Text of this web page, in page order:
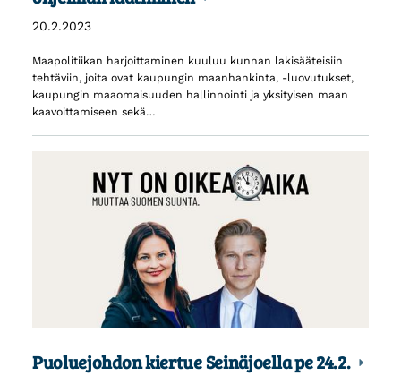
20.2.2023
Maapolitiikan harjoittaminen kuuluu kunnan lakisääteisiin
tehtäviin, joita ovat kaupungin maanhankinta, -luovutukset,
kaupungin maaomaisuuden hallinnointi ja yksityisen maan
kaavoittamiseen sekä…
Puoluejohdon kiertue Seinäjoella pe 24.2.